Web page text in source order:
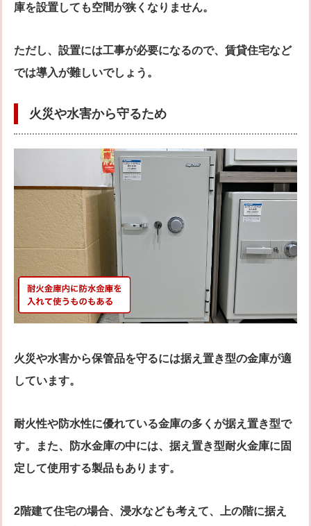
庫を設置しても空間が狭くなりません。
ただし、設置には工事が必要になるので、賃貸住宅など
では導入が難しいでしょう。
火災や水害から守るため
火災や水害から保管品を守るには据え置き型の金庫が適
しています。
耐火性や防水性に優れている金庫の多くが据え置き型で
す。また、防水金庫の中には、据え置き型耐火金庫に固
定して使用する製品もあります。
2階建て住宅の場合、浸水なども考えて、上の階に据え